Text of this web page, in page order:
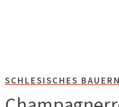
SCHLESISCHES